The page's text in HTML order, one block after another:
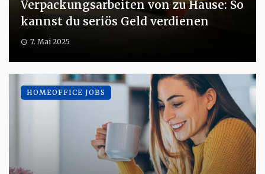
Verpackungsarbeiten von zu Hause: So
kannst du seriös Geld verdienen
7. Mai 2025
HOMEOFFICE JOBS